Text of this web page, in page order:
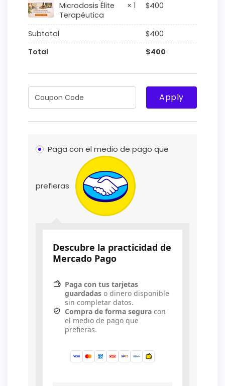
Microdosis Élite
Terapéutica
× 1 $400
Subtotal $400
Total
$400
Apply
Paga con el medio de pago que
prefieras
Descubre la practicidad de
Mercado Pago
Paga con tus tarjetas
guardadaso dinero disponible
sin completar datos.
Compra de forma seguracon
el medio de pago que
prefieras.